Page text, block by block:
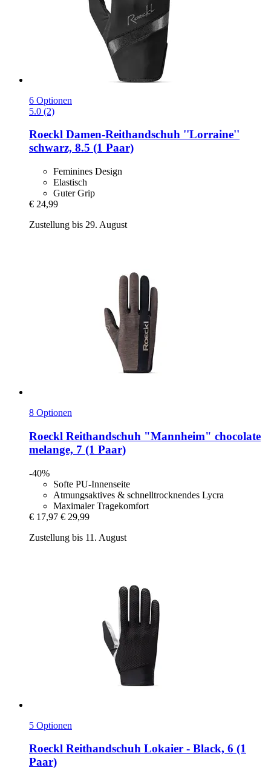
6 Optionen
5.0 (2)
Roeckl Damen-​Reithandschuh ''Lorraine''
schwarz, 8.5 (1 Paar)
Feminines Design
Elastisch
Guter Grip
€ 24,99
Zustellung bis 29. August
8 Optionen
Roeckl Reithandschuh "Mannheim" chocolate
melange, 7 (1 Paar)
-40%
Softe PU-Innenseite
Atmungsaktives & schnelltrocknendes Lycra
Maximaler Tragekomfort
€ 17,97 € 29,99
Zustellung bis 11. August
5 Optionen
Roeckl Reithandschuh Lokaier -​ Black, 6 (1
Paar)